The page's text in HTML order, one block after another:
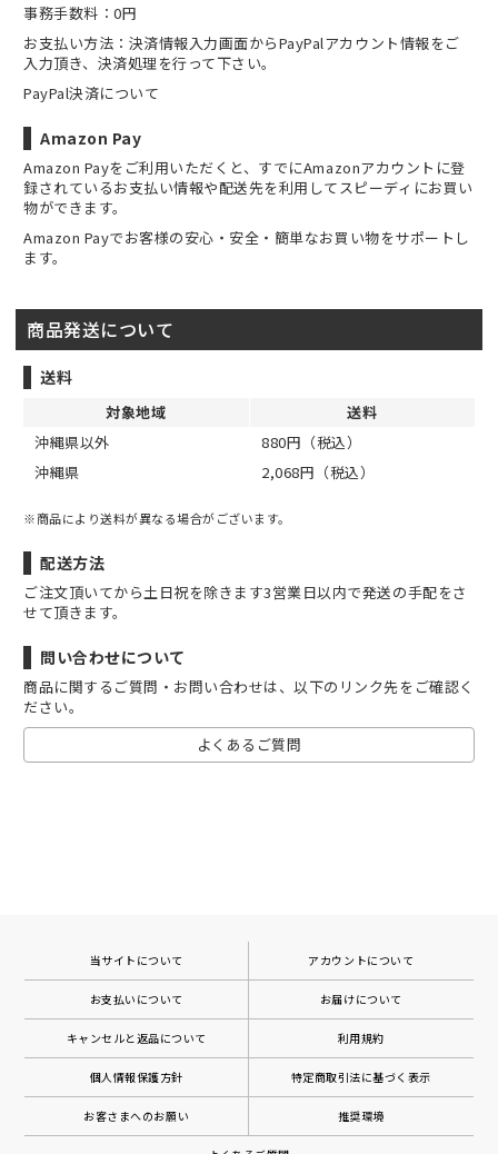
事務手数料：0円
お支払い方法：決済情報入力画面からPayPalアカウント情報をご
入力頂き、決済処理を行って下さい。
PayPal決済について
Amazon Pay
Amazon Payをご利用いただくと、すでにAmazonアカウントに登
録されているお支払い情報や配送先を利用してスピーディにお買い
物ができます。
Amazon Payでお客様の安心・安全・簡単なお買い物をサポートし
ます。
商品発送について
送料
対象地域
送料
沖縄県以外
880円（税込）
沖縄県
2,068円（税込）
※商品により送料が異なる場合がございます。
配送方法
ご注文頂いてから土日祝を除きます3営業日以内で発送の手配をさ
せて頂きます。
問い合わせについて
商品に関するご質問・お問い合わせは、以下のリンク先をご確認く
ださい。
よくあるご質問
当サイトについて アカウントについて
お支払いについて お届けについて
キャンセルと返品について 利用規約
個人情報保護方針 特定商取引法に基づく表示
お客さまへのお願い 推奨環境